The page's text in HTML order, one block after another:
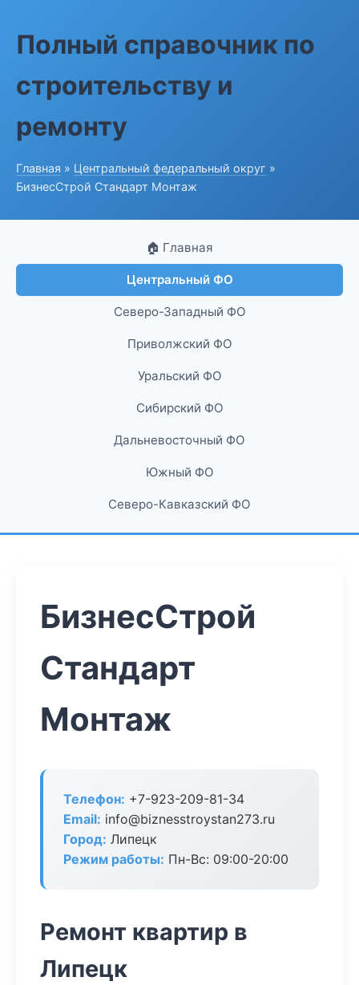
Полный справочник по
строительству и
ремонту
Главная » Центральный федеральный округ »
БизнесСтрой Стандарт Монтаж
🏠 Главная
Центральный ФО
Северо-Западный ФО
Приволжский ФО
Уральский ФО
Сибирский ФО
Дальневосточный ФО
Южный ФО
Северо-Кавказский ФО
БизнесСтрой
Стандарт
Монтаж
Телефон: +7-923-209-81-34
Email: info@biznesstroystan273.ru
Город: Липецк
Режим работы: Пн-Вс: 09:00-20:00
Ремонт квартир в
Липецк